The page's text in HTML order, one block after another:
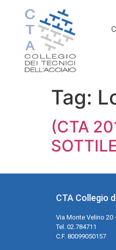
Tag:
(CTA
CTA Collegio
Via Monte Velino 20
Tel. 02.784711
C.F. 80099050157